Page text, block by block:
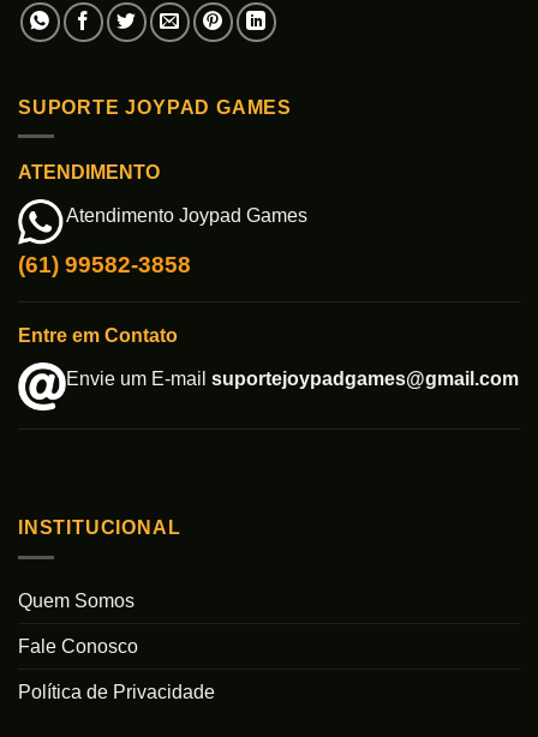
SUPORTE JOYPAD GAMES
ATENDIMENTO
Atendimento Joypad Games
(61) 99582-3858
Entre em Contato
Envie um E-mail suportejoypadgames@gmail.com
INSTITUCIONAL
Quem Somos
Fale Conosco
Política de Privacidade